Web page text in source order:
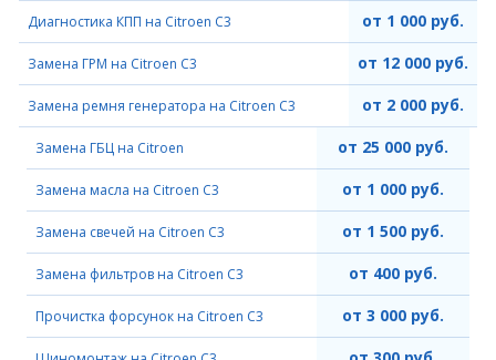
Диагностика КПП на Citroen C3 от 1 000 руб.
Замена ГРМ на Citroen C3 от 12 000 руб.
Замена ремня генератора на Citroen C3 от 2 000 руб.
Замена ГБЦ на Citroen от 25 000 руб.
Замена масла на Citroen C3 от 1 000 руб.
Замена свечей на Citroen C3 от 1 500 руб.
Замена фильтров на Citroen C3 от 400 руб.
Прочистка форсунок на Citroen C3 от 3 000 руб.